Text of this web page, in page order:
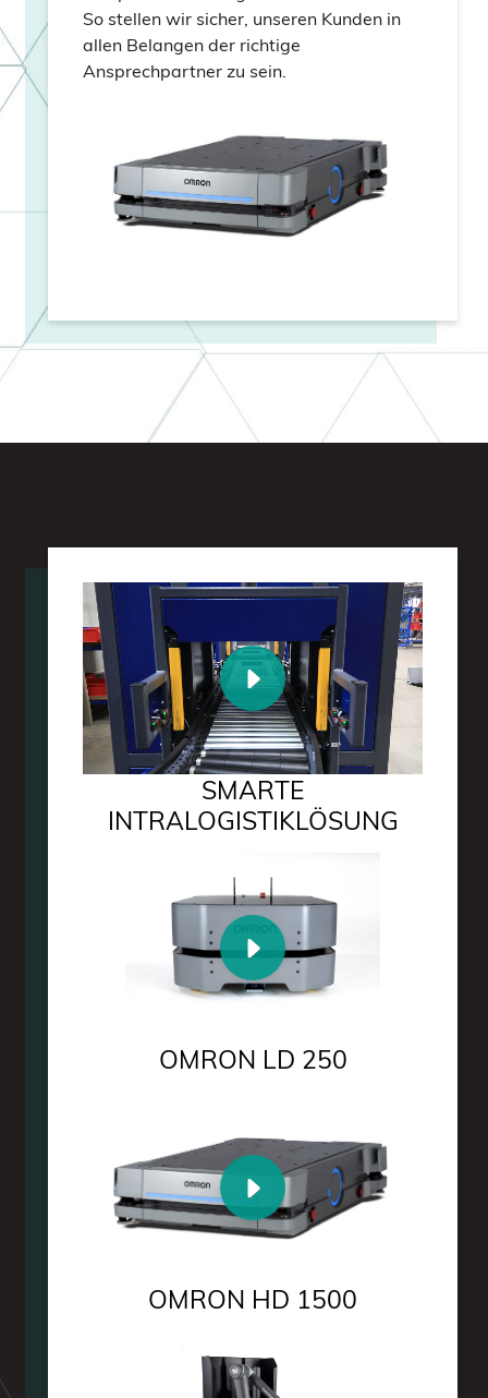
So stellen wir sicher, unseren Kunden in
allen Belangen der richtige
Ansprechpartner zu sein.
SMARTE
INTRALOGISTIKLÖSUNG
OMRON LD 250
OMRON HD 1500